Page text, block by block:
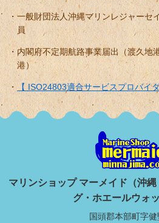
一般財団法人沖縄マリンレジャーセ
員
内閣府不定期航路事業届出（渡久地
港）
【 ISO24803適合サービスプロバイ
マリンショップ マーメイド（沖
グ・ホエールウォ
国頭郡本部町字